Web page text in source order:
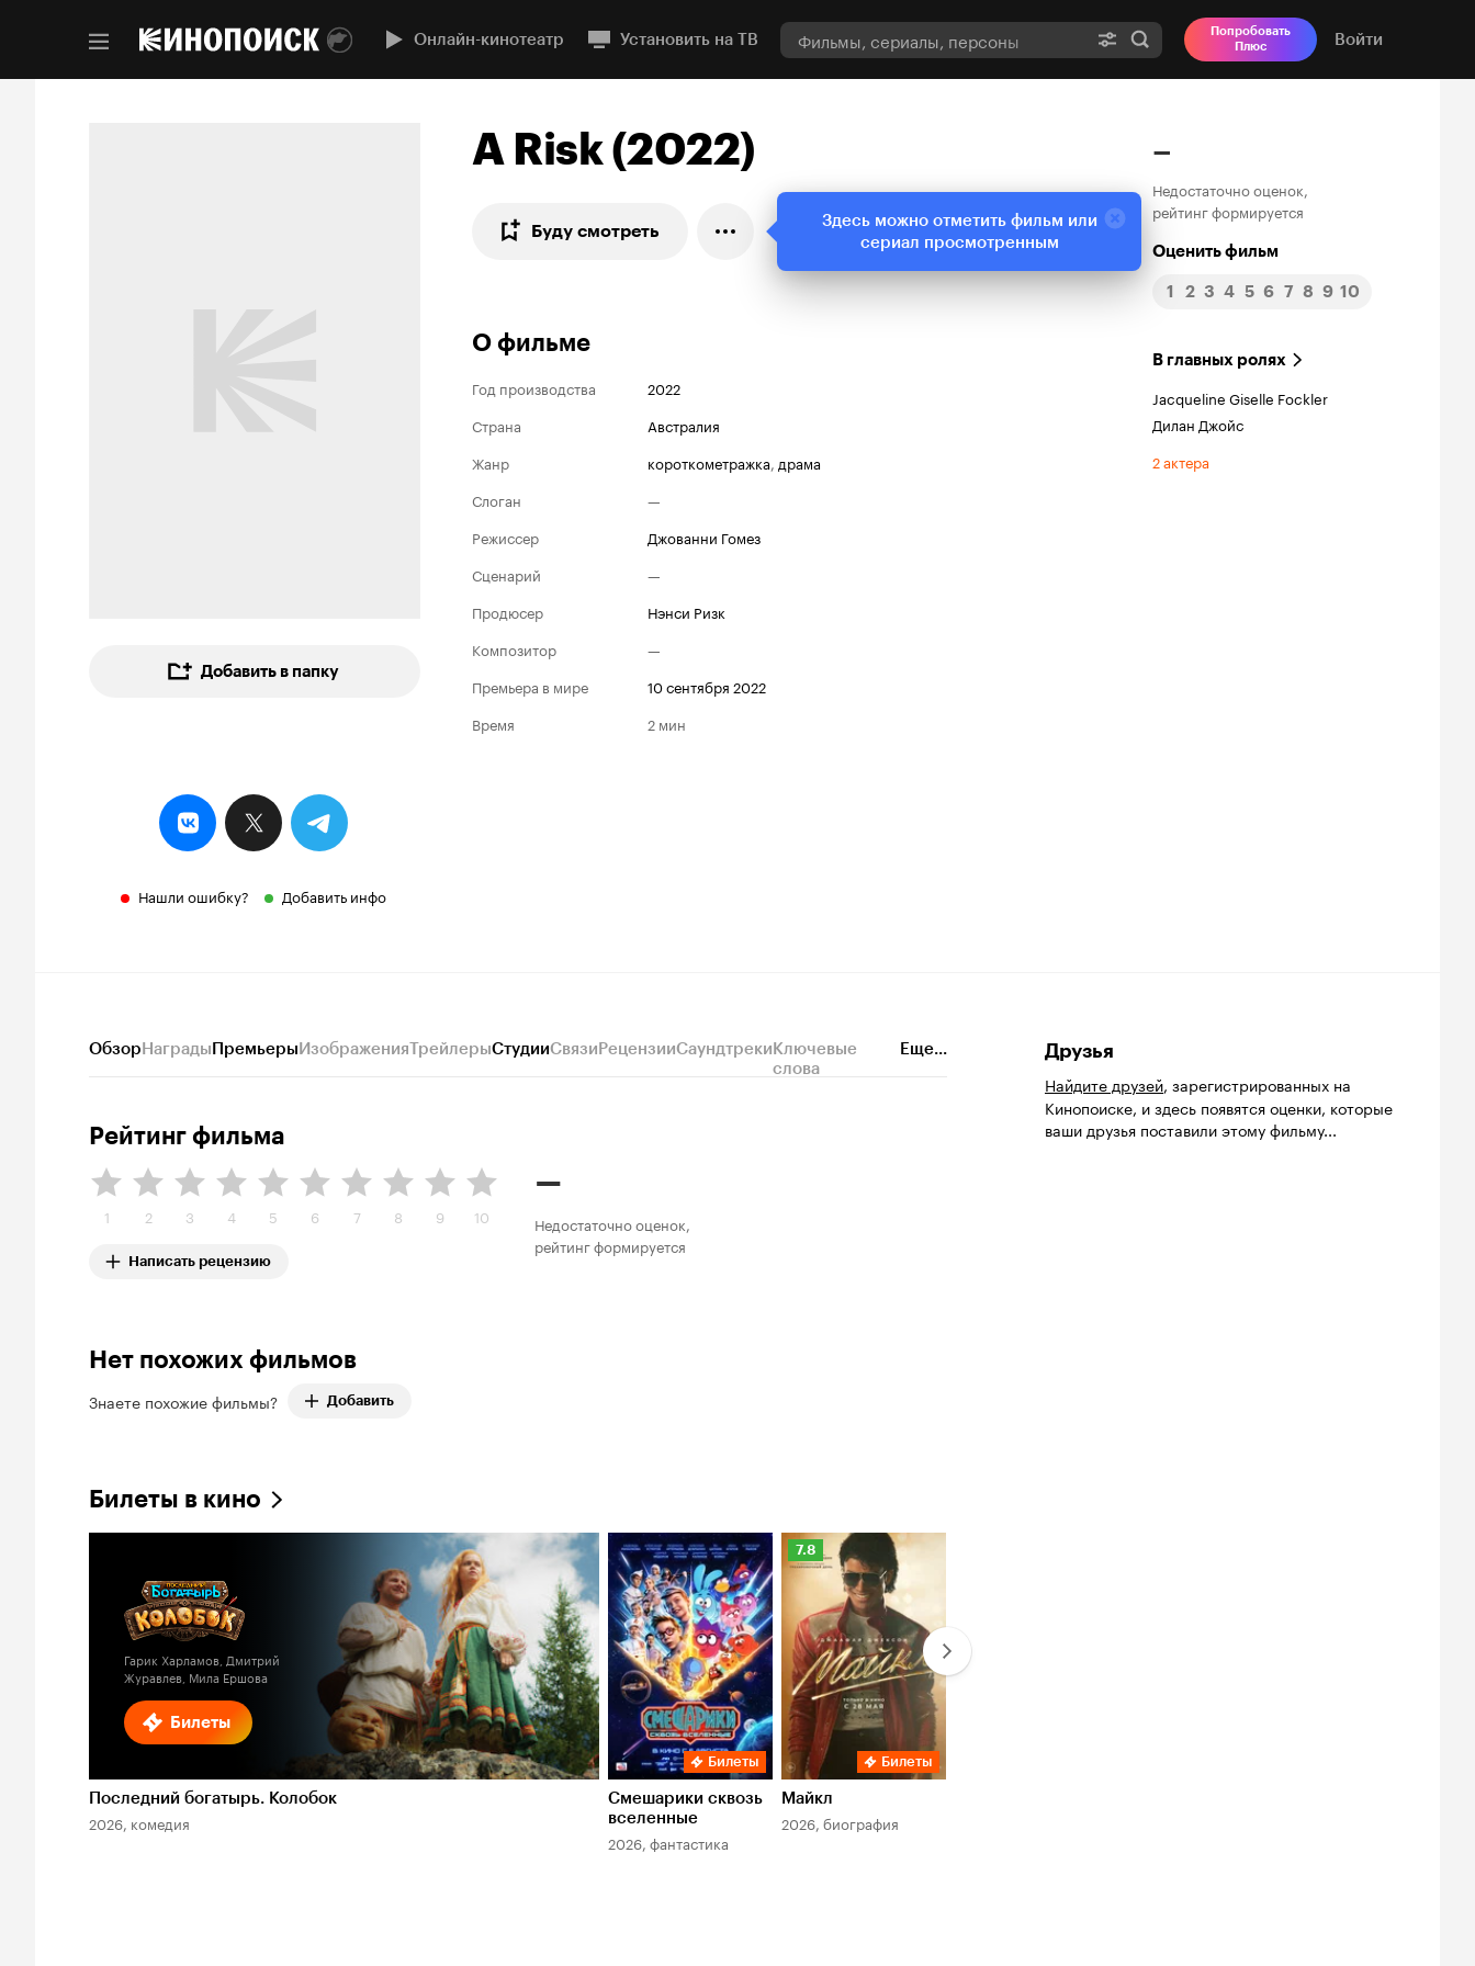
Онлайн-кинотеатр Установить на ТВ
Попробовать
Плюс
Войти
Добавить в папку
Нашли ошибку? Добавить инфо
A Risk (2022)
Буду смотреть
–
Недостаточно оценок,
рейтинг формируется
Оценить фильм
1 2 3 4 5 6 7 8 9 10
О фильме
Год производства
2022
Страна
Австралия
Жанр
короткометражка, драма
Слоган
—
Режиссер
Джованни Гомез
Сценарий
—
Продюсер
Нэнси Ризк
Композитор
—
Премьера в мире
10 сентября 2022
Время
2 мин
В главных ролях
Jacqueline Giselle Fockler
Дилан Джойс
2 актера
ОбзорНаградыПремьерыИзображенияТрейлерыСтудииСвязиРецензииСаундтрекиКлючевые
слова
Еще...
Рейтинг фильма
1 2 3 4 5 6 7 8 9 10
Написать рецензию
–
Недостаточно оценок,
рейтинг формируется
Нет похожих фильмов
Знаете похожие фильмы? Добавить
Билеты в кино
Билеты
Гарик Харламов, Дмитрий
Журавлев, Мила Ершова
Последний богатырь. Колобок
2026, комедия
Билеты
Смешарики сквозь
вселенные
2026, фантастика
Рейтинг
Кинопоиска
7.8
Билеты
Майкл
2026, биография
Друзья
Найдите друзей, зарегистрированных на
Кинопоиске, и здесь появятся оценки, которые
ваши друзья поставили этому фильму...
Здесь можно отметить фильм или
сериал просмотренным